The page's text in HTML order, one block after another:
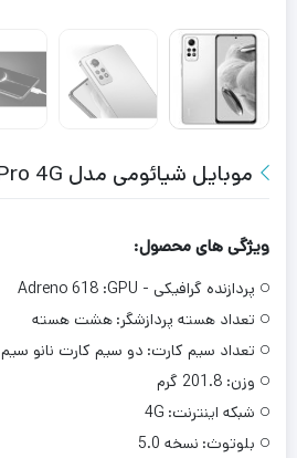
موبایل شیائومی مدل Redmi Note 12 Pro 4G
ویژگی های محصول:
پردازنده گرافیکی - GPU:
Adreno 618
تعداد هسته پردازشگر: هشت هسته
تعداد سیم کارت: دو سیم‌ کارت نانو سیم
وزن: 201.8 گرم
شبکه اینترنت: 4G
بلوتوث: نسخه 5.0